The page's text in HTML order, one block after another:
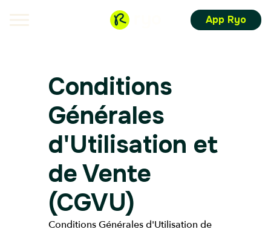
App Ryo
Conditions
Générales
d'Utilisation et
de Vente
(CGVU)
Conditions Générales d'Utilisation de